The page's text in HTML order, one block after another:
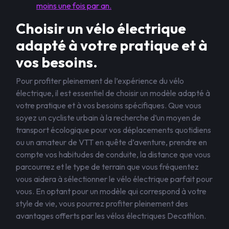
moins une fois par an.
Choisir un vélo électrique
adapté à votre pratique et à
vos besoins.
Pour profiter pleinement de l’expérience du vélo
électrique, il est essentiel de choisir un modèle adapté à
votre pratique et à vos besoins spécifiques. Que vous
soyez un cycliste urbain à la recherche d’un moyen de
transport écologique pour vos déplacements quotidiens
ou un amateur de VTT en quête d’aventure, prendre en
compte vos habitudes de conduite, la distance que vous
parcourrez et le type de terrain que vous fréquentez
vous aidera à sélectionner le vélo électrique parfait pour
vous. En optant pour un modèle qui correspond à votre
style de vie, vous pourrez profiter pleinement des
avantages offerts par les vélos électriques Decathlon.